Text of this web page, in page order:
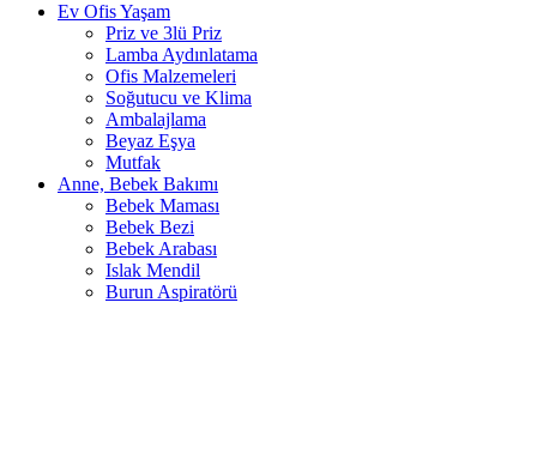
Ev Ofis Yaşam
Priz ve 3lü Priz
Lamba Aydınlatama
Ofis Malzemeleri
Soğutucu ve Klima
Ambalajlama
Beyaz Eşya
Mutfak
Anne, Bebek Bakımı
Bebek Maması
Bebek Bezi
Bebek Arabası
Islak Mendil
Burun Aspiratörü